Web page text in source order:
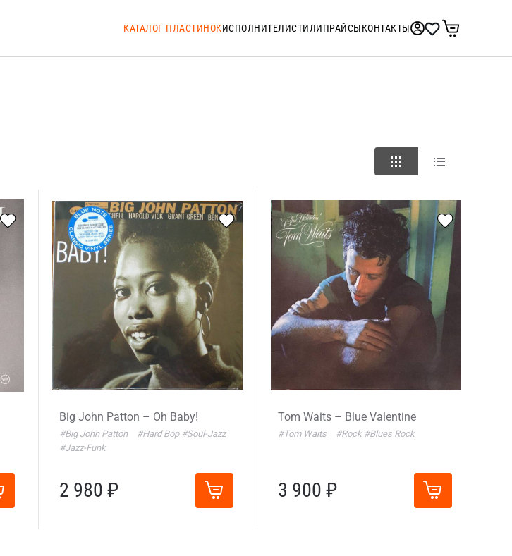
КАТАЛОГ ПЛАСТИНОКИСПОЛНИТЕЛИСТИЛИПРАЙСЫКОНТАКТЫ
Big John Patton – Oh Baby!
#Big John Patton #Hard Bop #Soul-Jazz
#Jazz-Funk
2 980 ₽
Tom Waits – Blue Valentine
#Tom Waits #Rock #Blues Rock
3 900 ₽